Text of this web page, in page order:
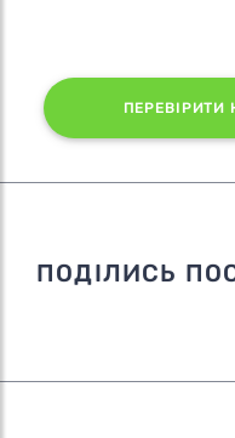
ПЕРЕВІРИТИ
ПОДІЛИСЬ